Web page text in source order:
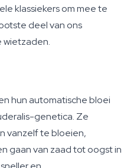
klassiekers om mee te
deel van ons
wietzaden.
hun automatische bloei
genetica. Ze
vanzelf te bloeien,
gaan van zaad tot oogst in